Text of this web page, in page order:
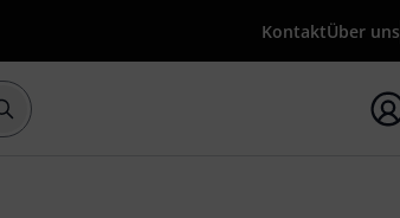
KontaktÜber uns
Suche mit Suchwort {searchTerm} starten